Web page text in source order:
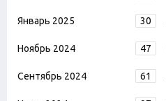
Январь 2025 30
Ноябрь 2024 47
Сентябрь 2024 61